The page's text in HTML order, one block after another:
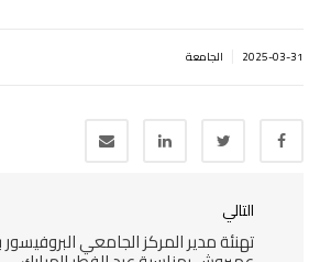
2025-03-31 الجامعة
التالي
تهنئة مدير المركز الجامعي